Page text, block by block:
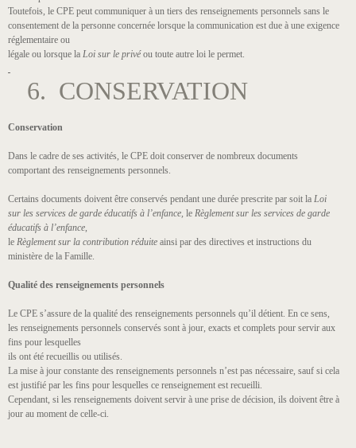
Toutefois, le CPE peut communiquer à un tiers des renseignements personnels sans le
consentement de la personne concernée lorsque la communication est due à une exigence
réglementaire ou
légale ou lorsque la Loi sur le privéou toute autre loi le permet.
6. CONSERVATION
Conservation
Dans le cadre de ses activités, le CPE doit conserver de nombreux documents
comportant des renseignements personnels.
Certains documents doivent être conservés pendant une durée prescrite par soit la Loi
sur les services de garde éducatifs à l’enfance, le Règlement sur les services de garde
éducatifs à l’enfance,
le Règlement sur la contribution réduite ainsi par des directives et instructions du
ministère de la Famille.
Qualité des renseignements personnels
Le CPE s’assure de la qualité des renseignements personnels qu’il détient. En ce sens,
les renseignements personnels conservés sont à jour, exacts et complets pour servir aux
fins pour lesquelles
ils ont été recueillis ou utilisés.
La mise à jour constante des renseignements personnels n’est pas nécessaire, sauf si cela
est justifié par les fins pour lesquelles ce renseignement est recueilli.
Cependant, si les renseignements doivent servir à une prise de décision, ils doivent être à
jour au moment de celle-ci.